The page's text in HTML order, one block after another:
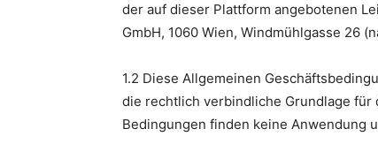
der auf dieser Plattform angebotenen
GmbH, 1060 Wien, Windmühlgasse 26
1.2 Diese Allgemeinen
die rechtlich verbindliche Grundlage für
Bedingungen finden keine Anwendung